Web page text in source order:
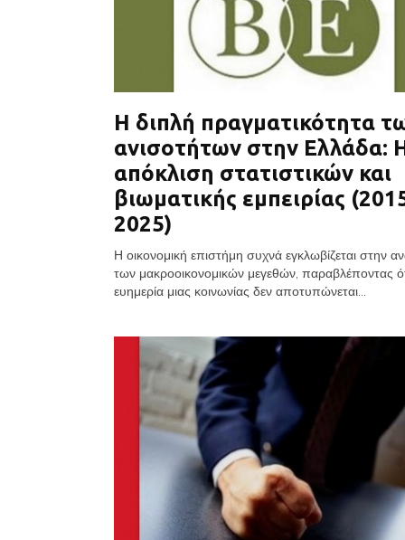
Η διπλή πραγματικότητα
ανισοτήτων στην Ελλάδα:
απόκλιση στατιστικών και
βιωματικής εμπειρίας
2025)
Η οικονομική επιστήμη συχνά εγκλωβίζεται στην
των μακροοικονομικών μεγεθών, παραβλέποντας
ευημερία μιας κοινωνίας δεν αποτυπώνεται...